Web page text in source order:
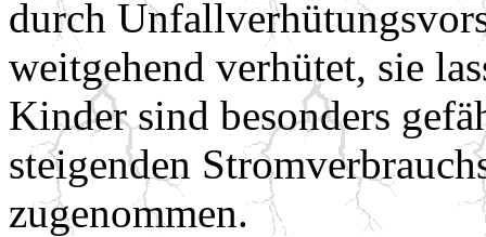
durch
weitgehend verhütet, sie
Kinder sind besonders
steigenden
zugenommen.